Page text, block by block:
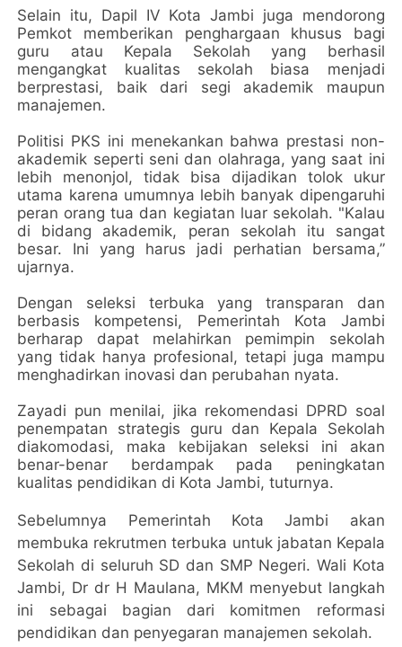
Selain itu, Dapil IV Kota Jambi juga mendorong
Pemkot memberikan penghargaan khusus bagi
guru atau Kepala Sekolah yang berhasil
mengangkat kualitas sekolah biasa menjadi
berprestasi, baik dari segi akademik maupun
manajemen.
Politisi PKS ini menekankan bahwa prestasi non-
akademik seperti seni dan olahraga, yang saat ini
lebih menonjol, tidak bisa dijadikan tolok ukur
utama karena umumnya lebih banyak dipengaruhi
peran orang tua dan kegiatan luar sekolah. "Kalau
di bidang akademik, peran sekolah itu sangat
besar. Ini yang harus jadi perhatian bersama,”
ujarnya.
Dengan seleksi terbuka yang transparan dan
berbasis kompetensi, Pemerintah Kota Jambi
berharap dapat melahirkan pemimpin sekolah
yang tidak hanya profesional, tetapi juga mampu
menghadirkan inovasi dan perubahan nyata.
Zayadi pun menilai, jika rekomendasi DPRD soal
penempatan strategis guru dan Kepala Sekolah
diakomodasi, maka kebijakan seleksi ini akan
benar-benar berdampak pada peningkatan
kualitas pendidikan di Kota Jambi, tuturnya.
Sebelumnya Pemerintah Kota Jambi akan
membuka rekrutmen terbuka untuk jabatan Kepala
Sekolah di seluruh SD dan SMP Negeri. Wali Kota
Jambi, Dr dr H Maulana, MKM menyebut langkah
ini sebagai bagian dari komitmen reformasi
pendidikan dan penyegaran manajemen sekolah.